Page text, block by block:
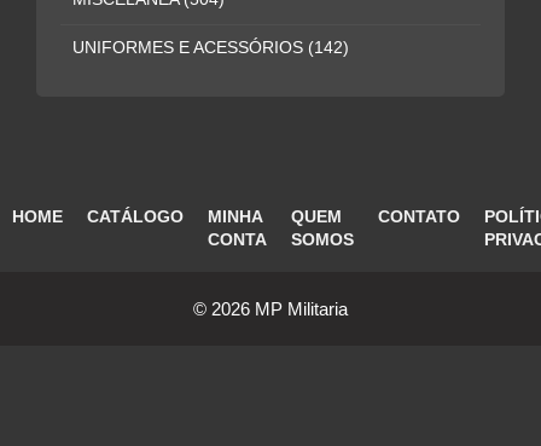
UNIFORMES E ACESSÓRIOS (142)
HOME CATÁLOGO
MINHA
CONTA
QUEM
SOMOS
CONTATO
© 2026 MP Militaria